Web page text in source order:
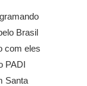
Brasil
com eles
PADI
Santa